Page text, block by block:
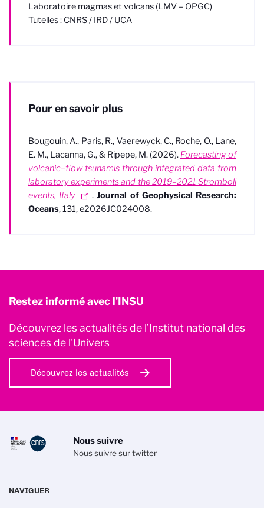
Laboratoire magmas et volcans (LMV – OPGC)
Tutelles : CNRS / IRD / UCA
Pour en savoir plus
Bougouin, A., Paris, R., Vaerewyck, C., Roche, O., Lane,
E. M., Lacanna, G., & Ripepe, M. (2026). Forecasting of
volcanic–flow tsunamis through integrated data from
laboratory experiments and the 2019–2021 Stromboli
events, Italy
.Journal of Geophysical Research:
Oceans, 131, e2026JC024008.
Restez informé avec l'INSU
Découvrez les actualités de l’Institut national des
sciences de l'Univers
Découvrez les actualités
Nous suivre
Nous suivre sur twitter
NAVIGUER